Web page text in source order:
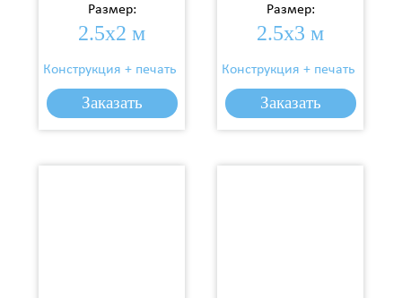
Размер:
2.5х2 м
Конструкция + печать
Цена:
4 350 р.
Заказать
Заказать
Заказать
Размер:
2.5х3 м
Конструкция + печать
Цена:
6 025 р.
Заказать
Заказать
Заказать